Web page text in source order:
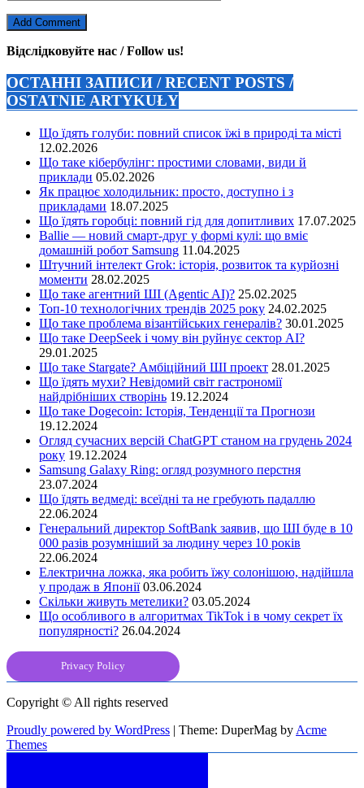
Відслідковуйте нас / Follow us!
ОСТАННІ ЗАПИСИ / RECENT POSTS /
OSTATNIE ARTYKUŁY
Що їдять голуби: повний список їжі в природі та місті
12.02.2026
Що таке кібербулінг: простими словами, види й
приклади 05.02.2026
Як працює холодильник: просто, доступно і з
прикладами 18.07.2025
Що їдять горобці: повний гід для допитливих 17.07.2025
Ballie — новий смарт-друг у формі кулі: що вміє
домашній робот Samsung 11.04.2025
Штучний інтелект Grok: історія, розвиток та курйозні
моменти 28.02.2025
Що таке агентний ШІ (Agentic AI)? 25.02.2025
Топ-10 технологічних трендів 2025 року 24.02.2025
Що таке проблема візантійських генералів? 30.01.2025
Що таке DeepSeek і чому він руйнує сектор АІ?
29.01.2025
Що таке Stargate? Амбіційний ШІ проект 28.01.2025
Що їдять мухи? Невідомий світ гастрономії
найдрібніших створінь 19.12.2024
Що таке Dogecoin: Історія, Тенденції та Прогнози
19.12.2024
Огляд сучасних версій ChatGPT станом на грудень 2024
року 19.12.2024
Samsung Galaxy Ring: огляд розумного перстня
23.07.2024
Що їдять ведмеді: всеїдні та не гребують падаллю
22.06.2024
Генеральний директор SoftBank заявив, що ШІ буде в 10
000 разів розумніший за людину через 10 років
22.06.2024
Електрична ложка, яка робить їжу солонішою, надійшла
у продаж в Японії 03.06.2024
Скільки живуть метелики? 03.05.2024
Що особливого в алгоритмах TikTok і в чому секрет їх
популярності? 26.04.2024
Privacy Policy
Copyright © All rights reserved
Proudly powered by WordPress | Theme: DuperMag by Acme
Themes